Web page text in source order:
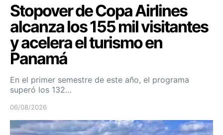
Stopover de Copa Airlines
alcanza los 155 mil visitantes
y acelera el turismo en
Panamá
En el primer semestre de este año, el programa
superó los 132…
06/08/2026